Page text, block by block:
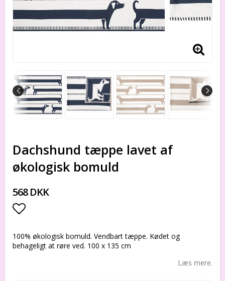
Dachshund tæppe lavet af
økologisk bomuld
568 DKK
Add to list of favorites
100% økologisk bomuld. Vendbart tæppe. Kødet og
behageligt at røre ved. 100 x 135 cm
Læs mere.